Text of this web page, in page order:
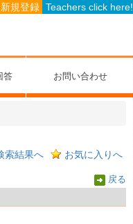
規登録 Teachers click here!
答 お問い合わせ
索結果へ お気に入りへ
戻る